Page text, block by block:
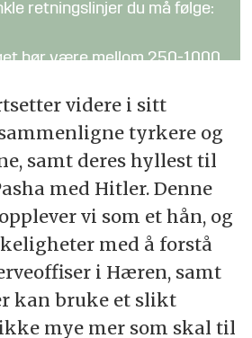
retningslinjer du må følge:
bør være mellom 250-1000
fra fagpersoner kan
på meninger og fakta:
hevdes å være sanne bør
gjerne med lenker og
tone
videre i sitt
tyrkere og
samt deres hyllest til
med Hitler. Denne
vi som et hån, og
med å forstå
i Hæren, samt
kan bruke et slikt
mye mer som skal til